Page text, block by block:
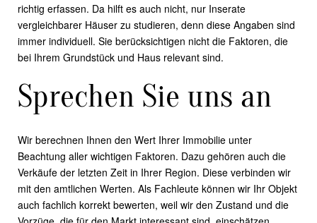
richtig erfassen. Da hilft es auch nicht, nur Inserate
vergleichbarer Häuser zu studieren, denn diese Angaben sind
immer individuell. Sie berücksichtigen nicht die Faktoren, die
bei Ihrem Grundstück und Haus relevant sind.
Sprechen Sie uns an
Wir berechnen Ihnen den Wert Ihrer Immobilie unter
Beachtung aller wichtigen Faktoren. Dazu gehören auch die
Verkäufe der letzten Zeit in Ihrer Region. Diese verbinden wir
mit den amtlichen Werten. Als Fachleute können wir Ihr Objekt
auch fachlich korrekt bewerten, weil wir den Zustand und die